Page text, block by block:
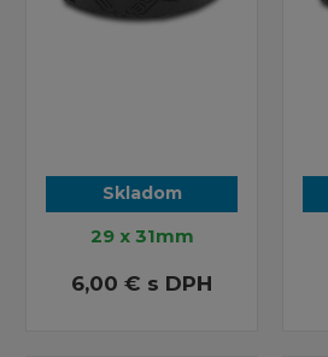
Skladom
29 x 31mm
6,00 € s DPH